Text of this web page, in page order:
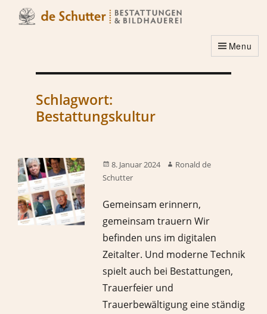
Menu
Schlagwort:
Bestattungskultur
8. Januar 2024
Ronald de
Schutter
Gemeinsam erinnern,
gemeinsam trauern Wir
befinden uns im digitalen
Zeitalter. Und moderne Technik
spielt auch bei Bestattungen,
Trauerfeier und
Trauerbewältigung eine ständig